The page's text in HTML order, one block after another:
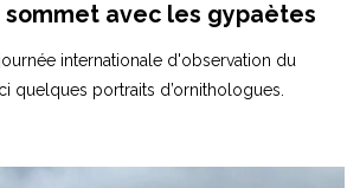
sommet avec les gypaètes
internationale d'observation du
quelques portraits d’ornithologues.